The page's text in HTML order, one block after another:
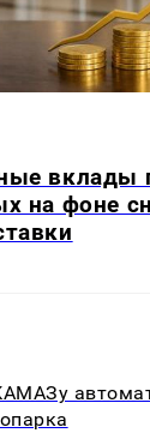
вклады
на фоне